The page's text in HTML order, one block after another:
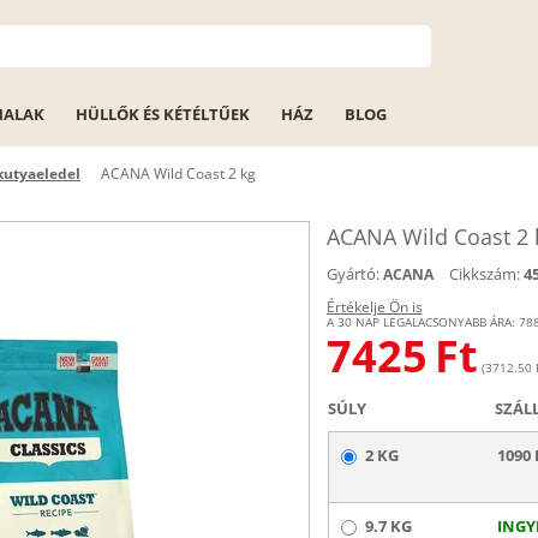
HÜLLŐK ÉS KÉTÉLTŰEK HÁZ BLOG
ACANA Wild Coast 2 kg
ACANA Wild Coast 2
Gyártó: ACANA Cikkszám:
Értékelje Ön is
A 30 NAP LEGALACSONYABB ÁRA:
7425 Ft (3712.50
SÚLY
2 KG 1090
9.7 KG